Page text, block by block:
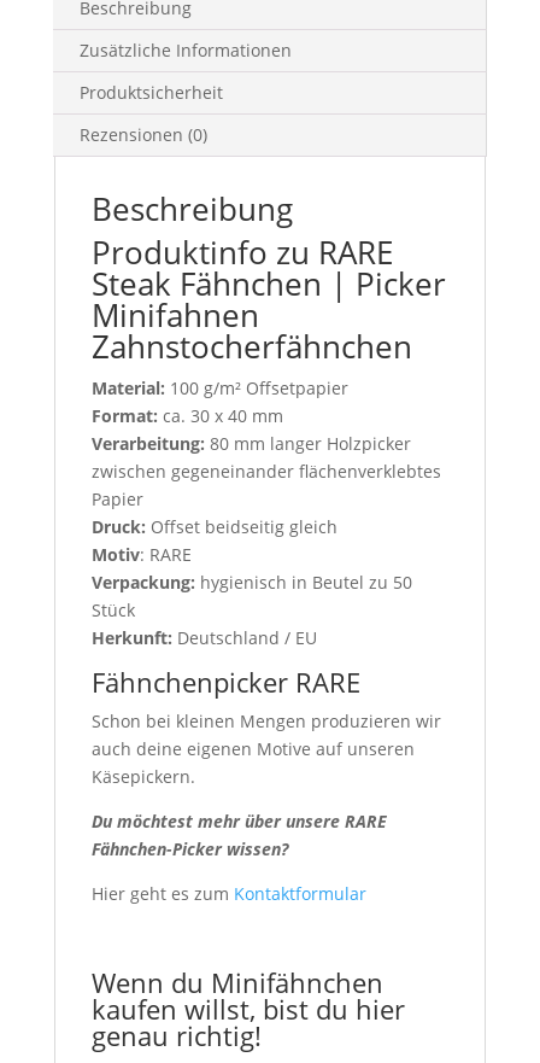
Beschreibung
Zusätzliche Informationen
Produktsicherheit
Rezensionen (0)
Beschreibung
Produktinfo zu RARE
Steak Fähnchen | Picker
Minifahnen
Zahnstocherfähnchen
Material: 100 g/m² Offsetpapier
Format: ca. 30 x 40 mm
Verarbeitung: 80 mm langer Holzpicker
zwischen gegeneinander flächenverklebtes
Papier
Druck: Offset beidseitig gleich
Motiv: RARE
Verpackung: hygienisch in Beutel zu 50
Stück
Herkunft: Deutschland / EU
Fähnchenpicker RARE
Schon bei kleinen Mengen produzieren wir
auch deine eigenen Motive auf unseren
Käsepickern.
Du möchtest mehr über unsere RARE
Fähnchen-Picker wissen?
Hier geht es zum Kontaktformular
Wenn du Minifähnchen
kaufen willst, bist du hier
genau richtig!